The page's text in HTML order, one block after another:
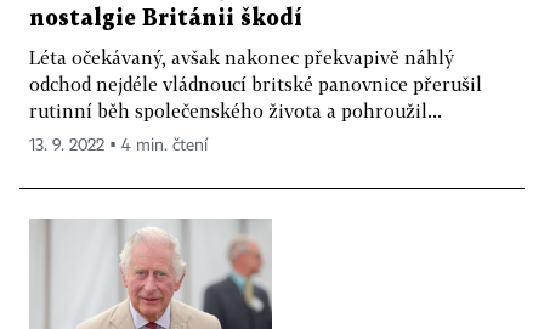
nostalgie Británii škodí
Léta očekávaný, avšak nakonec překvapivě náhlý
odchod nejdéle vládnoucí britské panovnice přerušil
rutinní běh společenského života a pohroužil...
13. 9. 2022 ▪ 4 min. čtení